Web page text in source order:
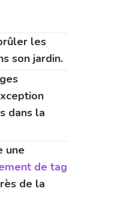
les
son jardin.
dans la
une
de tag
de la